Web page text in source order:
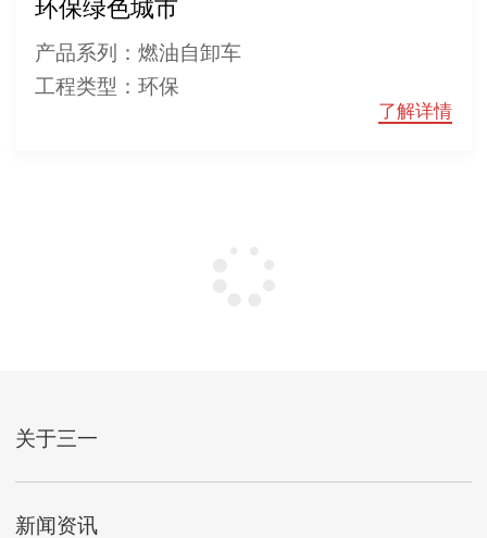
环保绿色城市
产品系列：燃油自卸车
工程类型：环保
了解详情
关于三一
新闻资讯